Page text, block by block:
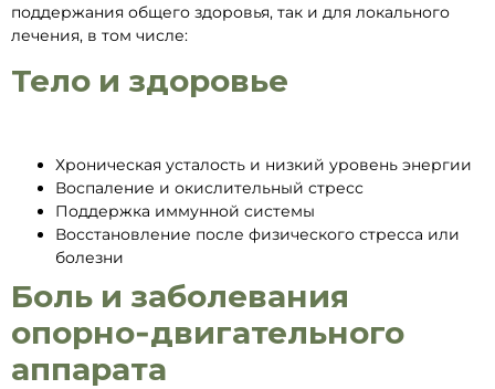
поддержания общего здоровья, так и для локального
лечения, в том числе:
Тело и здоровье
Хроническая усталость и низкий уровень энергии
Воспаление и окислительный стресс
Поддержка иммунной системы
Восстановление после физического стресса или
болезни
Боль и заболевания
опорно-двигательного
аппарата